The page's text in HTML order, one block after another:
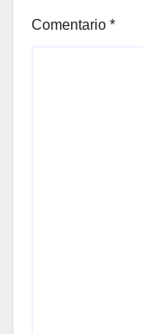
Comentario *